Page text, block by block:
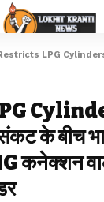
LPG Cylinders PNG Users: ईरान संकट के बीच भारत में
के बीच
कनेक्शन